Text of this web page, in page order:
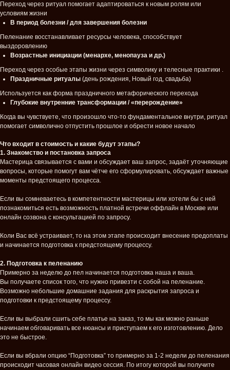
Переход через ритуал помогает адаптироваться к новым ролям или
условиям жизни
В период болезни / для завершения болезни
Пеленание восстанавливает ресурсы человека, способствует
выздоровлению
Возрастные инициации (менархе, менопауза и др.)
Переход через особые этапы жизни через символику и телесные практики .
Праздничные ритуалы (день рождения, Новый год, свадьба)
Используется как форма праздничного метафорического перехода
Глубокие внутренние трансформации / «перерождение»
Когда вы чувствуете, что произошло что-то фундаментальное внутри, ритуал
помогает символично отпустить прошлое и обрести новое начало
Что входит в стоимость и какие будут этапы?
1. Знакомство и постановка запроса
Мастерица связывается с вами и обсуждает ваш запрос, задаёт уточняющие
вопросы, которые помогут вам чётче его сформулировать, обсуждает важные
моменты предстоящего процесса.
Если вы сомневаетесь в компетентности мастерицы или хотели бы с ней
познакомиться есть возможность платной встречи оффлайн в Москве или
онлайн созвона с консультацией по запросу.
Коли Вас всё устраивает, то на этом этапе происходит внесение предоплаты
и начинается подготовка к предстоящему процессу.
2. Подготовка к пеленанию
Примерно за неделю до пел начинается подготовка наша и ваша.
Вы получаете список того, что нужно привезти с собой на пеленание.
Возможно небольшие домашние задания для раскрытия запроса и
подготовки к предстоящему процессу.
Если вы выбрали сшить себе платье на заказ, то мы как можно раньше
начинаем обговаривать все нюансы и приступаем к его изготовлению. Дело
это не быстрое.
Если вы вбрали опцию “Подготовка” то примерно за 1-2 недели до пеленания
происходит часовая онлайн видео сессия. По итогу которой вы получите